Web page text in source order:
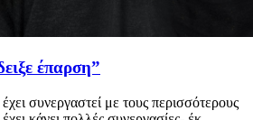
έπαρση”
συνεργαστεί με τους περισσότερους